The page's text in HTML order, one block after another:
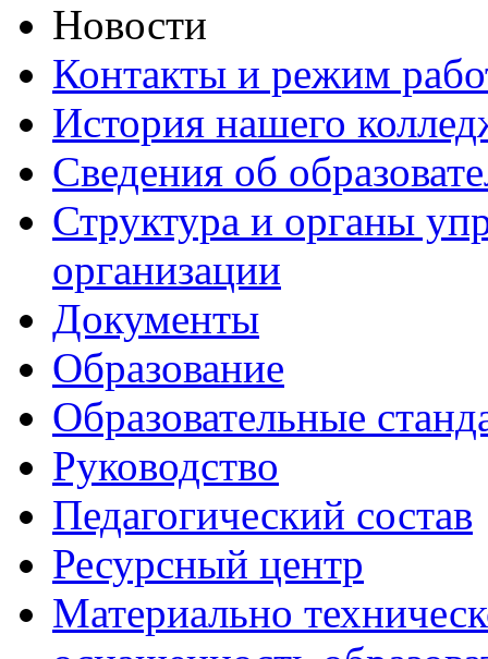
Новости
Контакты и режим
История нашего
Сведения об
Структура и органы
организации
Документы
Образование
Образовательные
Руководство
Педагогический состав
Ресурсный центр
Материально